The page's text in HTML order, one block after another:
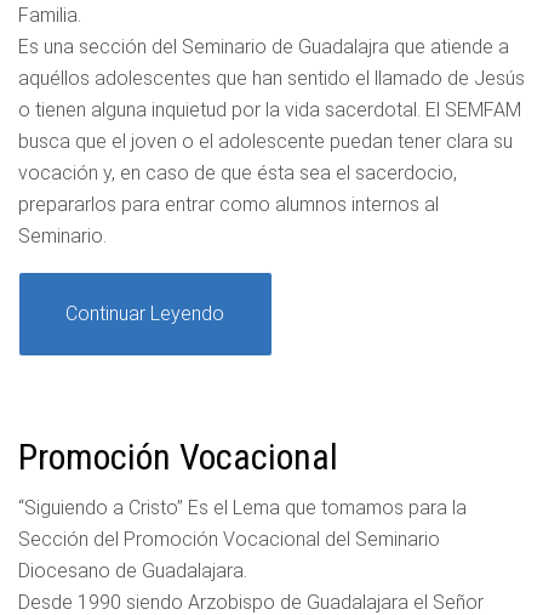
Familia.
Es una sección del Seminario de Guadalajra que atiende a
aquéllos adolescentes que han sentido el llamado de Jesús
o tienen alguna inquietud por la vida sacerdotal. El SEMFAM
busca que el joven o el adolescente puedan tener clara su
vocación y, en caso de que ésta sea el sacerdocio,
prepararlos para entrar como alumnos internos al
Seminario.
Continuar Leyendo
Promoción Vocacional
“Siguiendo a Cristo” Es el Lema que tomamos para la
Sección del Promoción Vocacional del Seminario
Diocesano de Guadalajara.
Desde 1990 siendo Arzobispo de Guadalajara el Señor